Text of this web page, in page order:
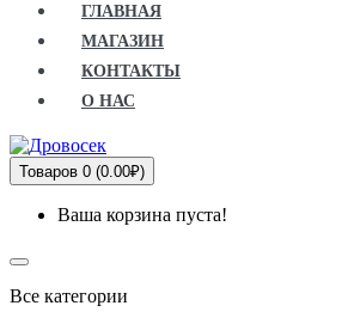
ГЛАВНАЯ
МАГАЗИН
КОНТАКТЫ
О НАС
Товаров 0 (0.00₽)
Ваша корзина пуста!
Все категории